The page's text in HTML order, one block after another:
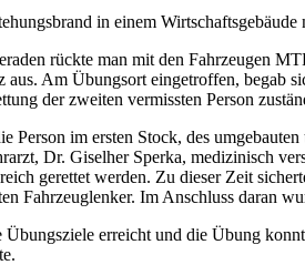
in einem
rückte man mit den Fahrzeugen
Am Übungsort eingetroffen, begab
der zweiten vermissten Person
Person im ersten Stock, des
Dr. Giselher Sperka, medizinisch
gerettet werden. Zu dieser Zeit
Fahrzeuglenker. Im Anschluss daran
erreicht und die Übung